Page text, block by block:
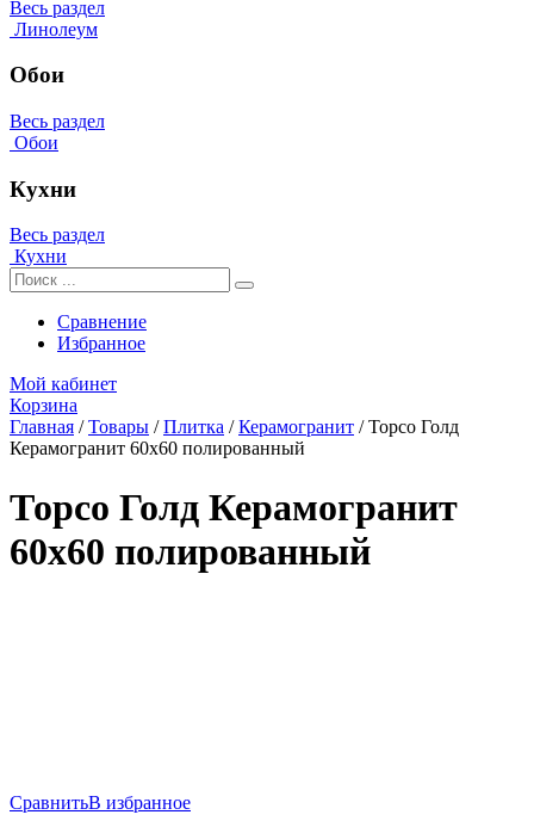
Весь раздел
Линолеум
Обои
Весь раздел
Обои
Кухни
Весь раздел
Кухни
Сравнение
Избранное
Мой кабинет
Корзина
Главная /Товары /Плитка /Керамогранит /Торсо Голд
Керамогранит 60х60 полированный
Торсо Голд Керамогранит
60х60 полированный
СравнитьВ избранное